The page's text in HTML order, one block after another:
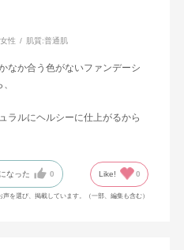
女性 肌質:普通肌
なか合う色がないファンデーシ
ラルにヘルシーに仕上がるから
なった 0 Like! 0
を選び、掲載しています。（一部、編集も含む）